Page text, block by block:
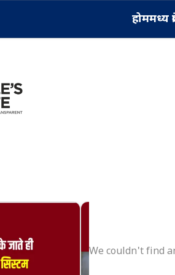
होममध्य
We couldn't find